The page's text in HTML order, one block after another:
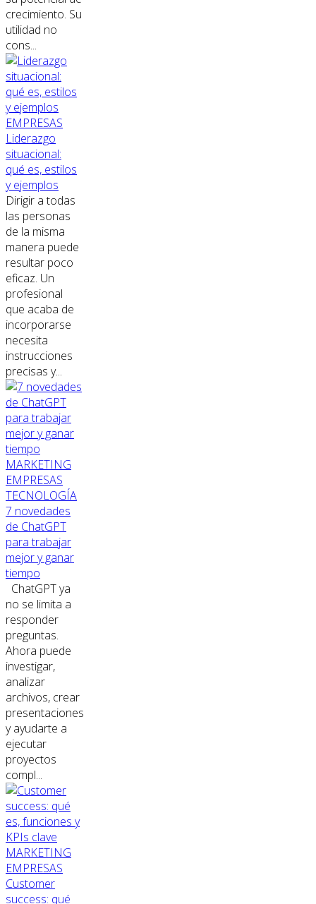
crecimiento. Su
utilidad no
cons...
EMPRESAS
Liderazgo
situacional:
qué es, estilos
y ejemplos
Dirigir a todas
las personas
de la misma
manera puede
resultar poco
eficaz. Un
profesional
que acaba de
incorporarse
necesita
instrucciones
precisas y...
MARKETING
EMPRESAS
TECNOLOGÍA
7 novedades
de ChatGPT
para trabajar
mejor y ganar
tiempo
ChatGPT ya
no se limita a
responder
preguntas.
Ahora puede
investigar,
analizar
archivos, crear
presentaciones
y ayudarte a
ejecutar
proyectos
compl...
MARKETING
EMPRESAS
Customer
success: qué